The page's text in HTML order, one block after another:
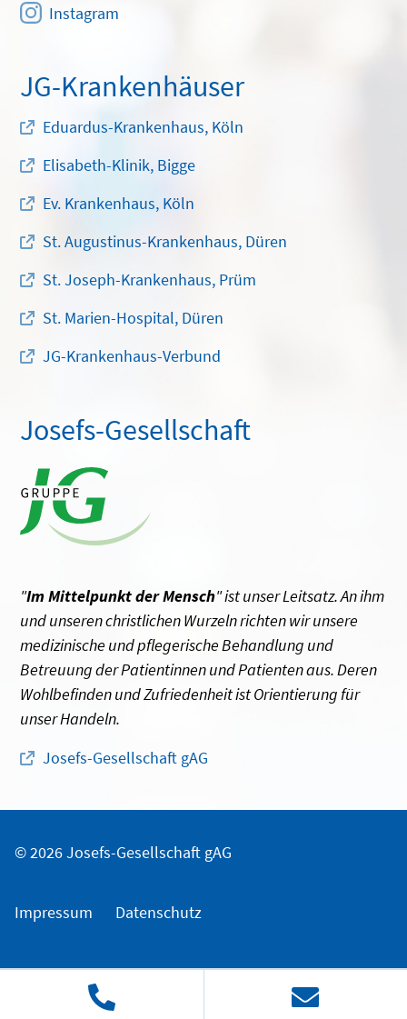
Instagram
JG-Krankenhäuser
Eduardus-Krankenhaus, Köln
Elisabeth-Klinik, Bigge
Ev. Krankenhaus, Köln
St. Augustinus-Krankenhaus, Düren
St. Joseph-Krankenhaus, Prüm
St. Marien-Hospital, Düren
JG-Krankenhaus-Verbund
Josefs-Gesellschaft
"Im Mittelpunkt der Mensch" ist unser Leitsatz. An ihm
und unseren christlichen Wurzeln richten wir unsere
medizinische und pflegerische Behandlung und
Betreuung der Patientinnen und Patienten aus. Deren
Wohlbefinden und Zufriedenheit ist Orientierung für
unser Handeln.
Josefs-Gesellschaft gAG
Impressum Datenschutz
© 2026 Josefs-Gesellschaft gAG